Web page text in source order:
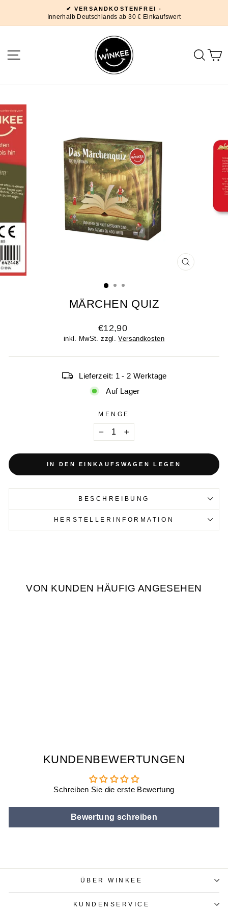
Inhalt
Pause
✔ VERSANDKOSTENFREI -
Innerhalb Deutschlands ab 30 € Einkaufswert
SEITENNAVIGATION
MÄRCHEN QUIZ
Normaler
Preis
€12,90
inkl. MwSt. zzgl.Versandkosten
Lieferzeit: 1 - 2 Werktage
Auf Lager
MENGE
IN DEN EINKAUFSWAGEN LEGEN
BESCHREIBUNG
HERSTELLERINFORMATION
VON KUNDEN HÄUFIG ANGESEHEN
KUNDENBEWERTUNGEN
Schreiben Sie die erste Bewertung
Bewertung schreiben
ÜBER WINKEE
KUNDENSERVICE